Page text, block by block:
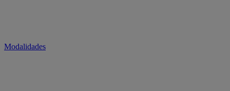
Modalidades